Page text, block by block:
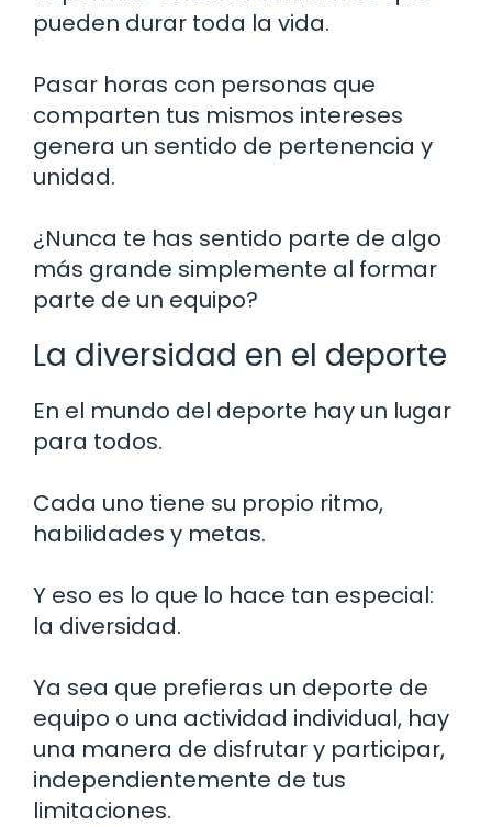
pueden durar toda la vida.
Pasar horas con personas que
comparten tus mismos intereses
genera un sentido de pertenencia y
unidad.
¿Nunca te has sentido parte de algo
más grande simplemente al formar
parte de un equipo?
La diversidad en el deporte
En el mundo del deporte hay un lugar
para todos.
Cada uno tiene su propio ritmo,
habilidades y metas.
Y eso es lo que lo hace tan especial:
la diversidad.
Ya sea que prefieras un deporte de
equipo o una actividad individual, hay
una manera de disfrutar y participar,
independientemente de tus
limitaciones.